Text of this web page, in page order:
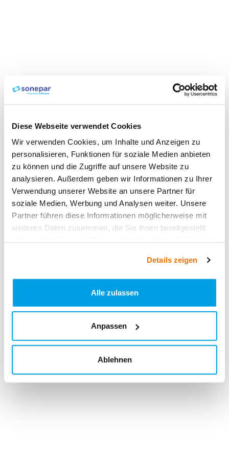
Diese Webseite verwendet Cookies
Wir verwenden Cookies, um Inhalte und Anzeigen zu
personalisieren, Funktionen für soziale Medien anbieten
zu können und die Zugriffe auf unsere Website zu
analysieren. Außerdem geben wir Informationen zu Ihrer
Verwendung unserer Website an unsere Partner für
soziale Medien, Werbung und Analysen weiter. Unsere
Partner führen diese Informationen möglicherweise mit
weiteren Daten zusammen, die Sie ihnen bereitgestellt
Details zeigen
Alle zulassen
Anpassen
Ablehnen